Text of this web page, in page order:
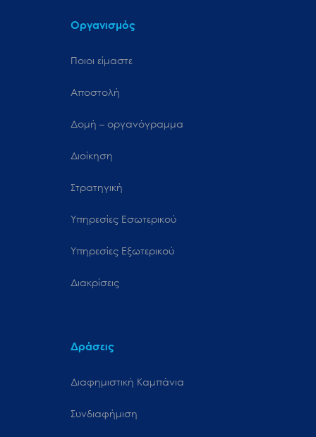
Οργανισμός
Ποιοι είμαστε
Αποστολή
Δομή – οργανόγραμμα
Διοίκηση
Στρατηγική
Υπηρεσίες Εσωτερικού
Υπηρεσίες Εξωτερικού
Διακρίσεις
Δράσεις
Διαφημιστική Καμπάνια
Συνδιαφήμιση